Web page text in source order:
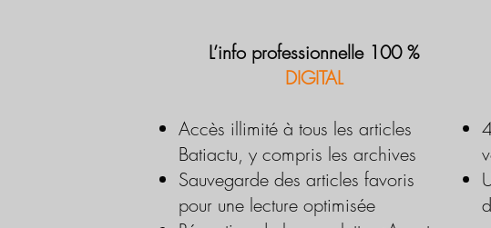
L’info professionnelle 100 %
DIGITAL
Accès illimité à tous les articles
Batiactu, y compris les archives
Sauvegarde des articles favoris
pour une lecture optimisée